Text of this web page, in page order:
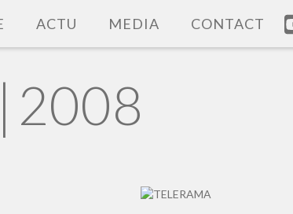
ACTU MEDIA CONTACT
| 2008